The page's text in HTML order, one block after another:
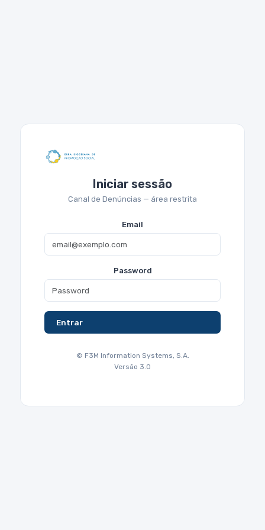
Iniciar sessão
Canal de Denúncias — área restrita
Email
Password
Entrar
© F3M Information Systems, S.A.
Versão 3.0